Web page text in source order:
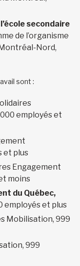
secondaire
de l’organisme
Nord,
sont :
employés et
et plus
Engagement
moins
du Québec,
employés et plus
Mobilisation, 999
999